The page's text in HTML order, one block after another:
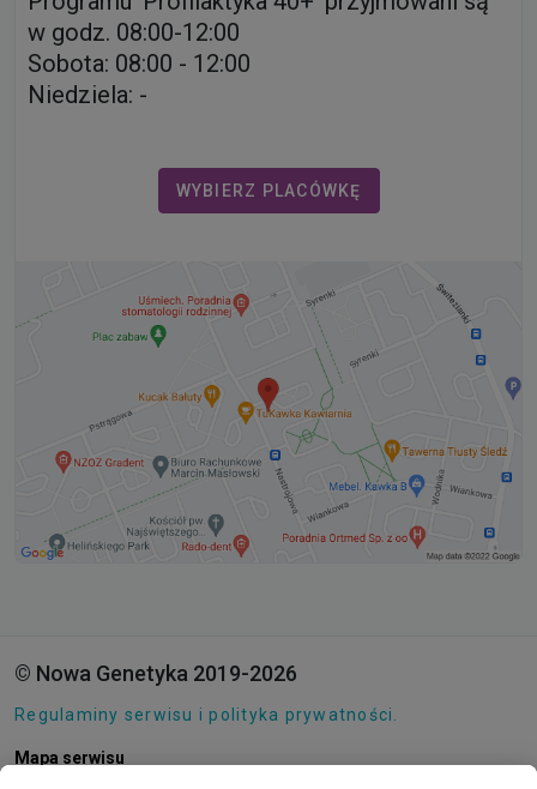
w godz. 08:00-12:00
Sobota: 08:00 - 12:00
Niedziela: -
WYBIERZ PLACÓWKĘ
© Nowa Genetyka 2019-2026
Regulaminy serwisu i polityka prywatności.
Mapa serwisu